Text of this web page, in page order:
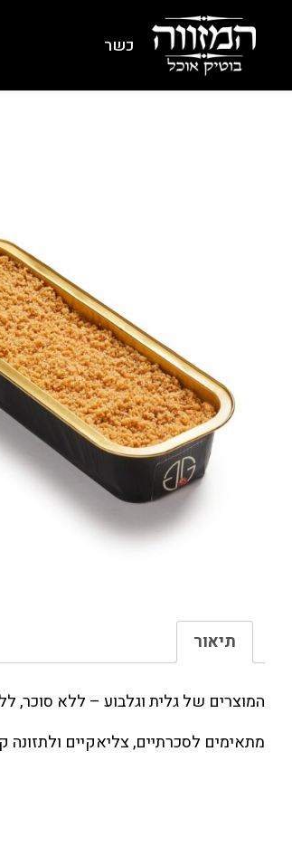
כשר
תיאור
המוצרים של גלית וגלבוע – ללא סוכר,
מתאימים לסכרתיים, צליאקיים ולתזונה